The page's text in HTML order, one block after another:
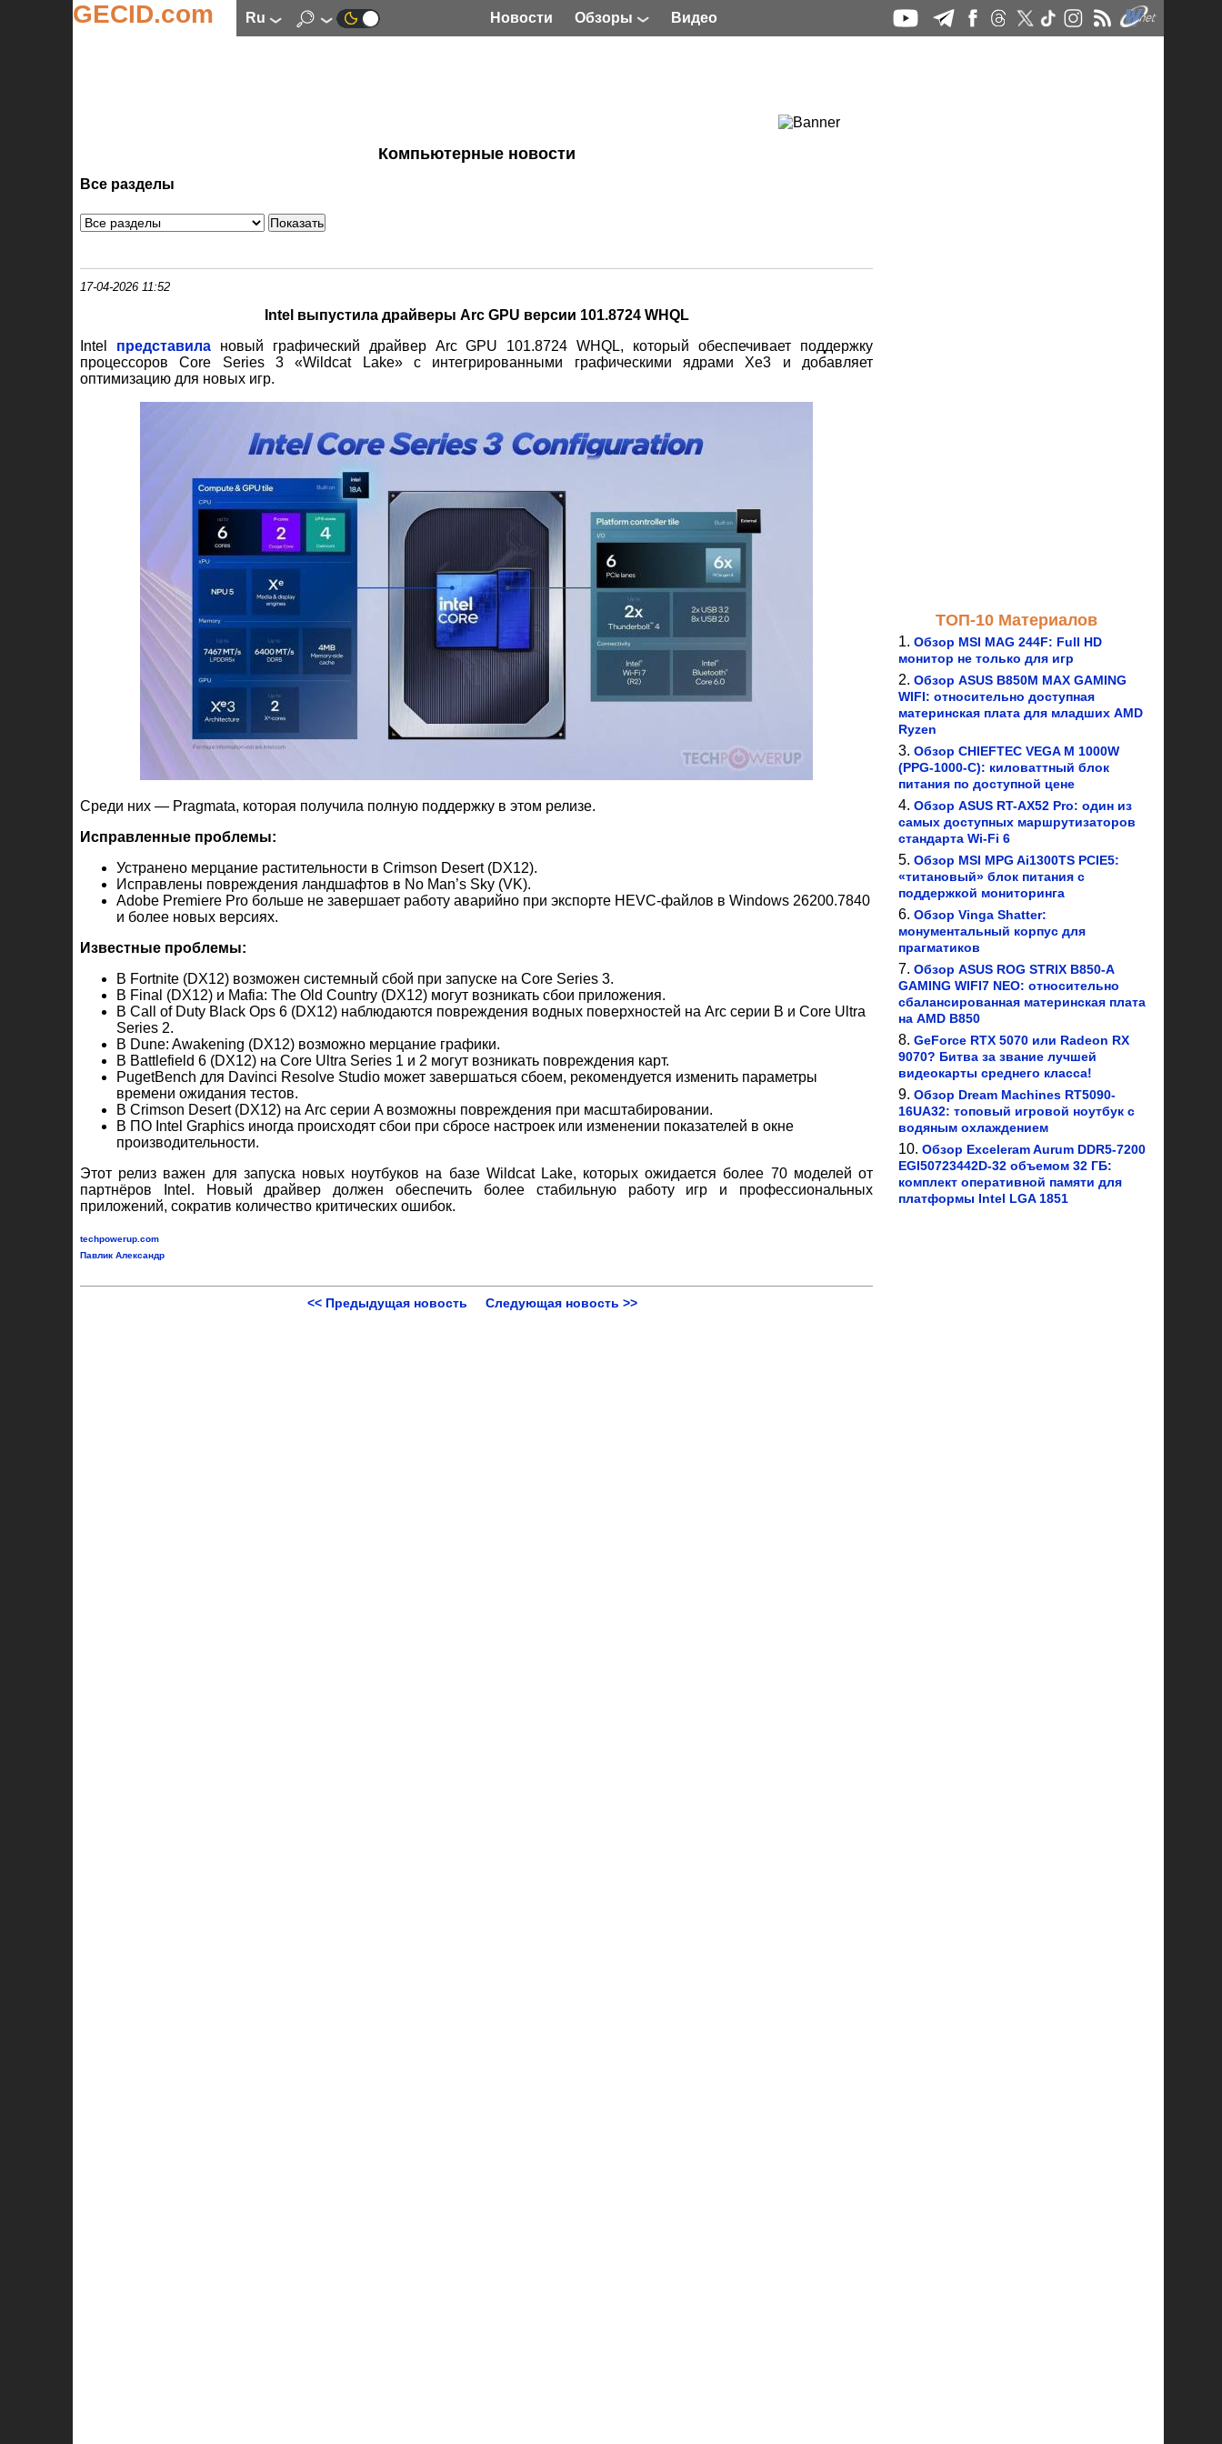
GECID.com ru Новости Обзоры Видео
Компьютерные новости
Все разделы
17-04-2026 11:52
Intel выпустила драйверы Arc GPU версии 101.8724 WHQL
Intel представилановый графический драйвер Arc GPU 101.8724 WHQL, который обеспечивает поддержку
процессоров Core Series 3 «Wildcat Lake» с интегрированными графическими ядрами Xe3 и добавляет
оптимизацию для новых игр.
Среди них — Pragmata, которая получила полную поддержку в этом релизе.
Исправленные проблемы:
Устранено мерцание растительности в Crimson Desert (DX12).
Исправлены повреждения ландшафтов в No Man’s Sky (VK).
Adobe Premiere Pro больше не завершает работу аварийно при экспорте HEVC‑файлов в Windows 26200.7840
и более новых версиях.
Известные проблемы:
В Fortnite (DX12) возможен системный сбой при запуске на Core Series 3.
В Final (DX12) и Mafia: The Old Country (DX12) могут возникать сбои приложения.
В Call of Duty Black Ops 6 (DX12) наблюдаются повреждения водных поверхностей на Arc серии B и Core Ultra
Series 2.
В Dune: Awakening (DX12) возможно мерцание графики.
В Battlefield 6 (DX12) на Core Ultra Series 1 и 2 могут возникать повреждения карт.
PugetBench для Davinci Resolve Studio может завершаться сбоем, рекомендуется изменить параметры
времени ожидания тестов.
В Crimson Desert (DX12) на Arc серии A возможны повреждения при масштабировании.
В ПО Intel Graphics иногда происходят сбои при сбросе настроек или изменении показателей в окне
производительности.
Этот релиз важен для запуска новых ноутбуков на базе Wildcat Lake, которых ожидается более 70 моделей от
партнёров Intel. Новый драйвер должен обеспечить более стабильную работу игр и профессиональных
приложений, сократив количество критических ошибок.
techpowerup.com
Павлик Александр
<< Предыдущая новость Следующая новость >>
ТОП-10 Материалов
Обзор MSI MAG 244F: Full HD
монитор не только для игр
Обзор ASUS B850M MAX GAMING
WIFI: относительно доступная
материнская плата для младших AMD
Ryzen
Обзор CHIEFTEC VEGA M 1000W
(PPG-1000-C): киловаттный блок
питания по доступной цене
Обзор ASUS RT-AX52 Pro: один из
самых доступных маршрутизаторов
стандарта Wi-Fi 6
Обзор MSI MPG Ai1300TS PCIE5:
«титановый» блок питания с
поддержкой мониторинга
Обзор Vinga Shatter:
монументальный корпус для
прагматиков
Обзор ASUS ROG STRIX B850-A
GAMING WIFI7 NEO: относительно
сбалансированная материнская плата
на AMD B850
GeForce RTX 5070 или Radeon RX
9070? Битва за звание лучшей
видеокарты среднего класса!
Обзор Dream Machines RT5090-
16UA32: топовый игровой ноутбук с
водяным охлаждением
Обзор Exceleram Aurum DDR5-7200
EGI50723442D-32 объемом 32 ГБ:
комплект оперативной памяти для
платформы Intel LGA 1851